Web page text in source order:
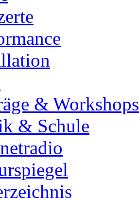
& Workshops
& Schule